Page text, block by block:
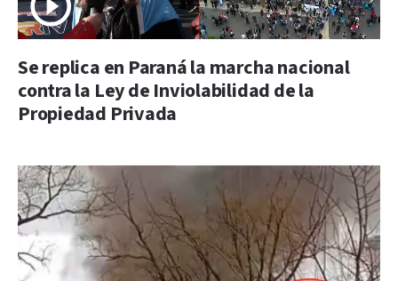
Se replica en Paraná la marcha nacional
contra la Ley de Inviolabilidad de la
Propiedad Privada